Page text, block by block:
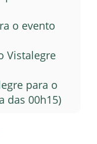
o evento
Vistalegre
para o
das 00h15)